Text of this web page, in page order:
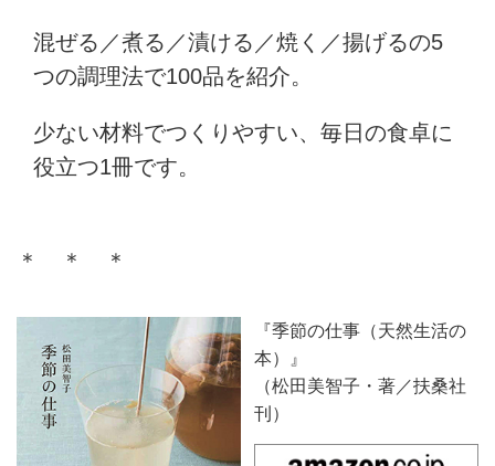
混ぜる／煮る／漬ける／焼く／揚げるの5
つの調理法で100品を紹介。
少ない材料でつくりやすい、毎日の食卓に
役立つ1冊です。
＊ ＊ ＊
『季節の仕事（天然生活の
本）』
（松田美智子・著／扶桑社
刊）